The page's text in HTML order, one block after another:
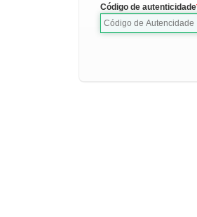
Código de autenticidade